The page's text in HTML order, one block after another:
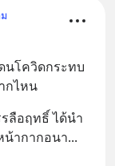
นโควิดกระทบ
กไหน
ลือฤทธิ์ ได้นำ
ากากอนา